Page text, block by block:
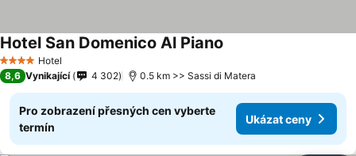
4 Počet hvězdiček
Hotel
Hotel San Domenico Al Piano
8,6 Vynikající 4 302 0.5 km >> Sassi di Matera
Pro zobrazení přesných cen vyberte
termín
Ukázat ceny